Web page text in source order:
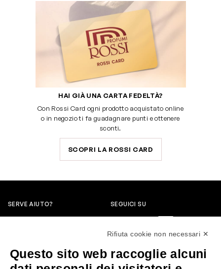
HAI GIÀ UNA CARTA FEDELTÀ?
Con Rossi Card ogni prodotto acquistato online
o in negozio ti fa guadagnare punti e ottenere
sconti.
SCOPRI LA ROSSI CARD
SERVE AIUTO?
servizioclienti@rossiprofumi.it
SEGUICI SU
Rifiuta cookie non necessari ✕
Questo sito web raccoglie alcuni